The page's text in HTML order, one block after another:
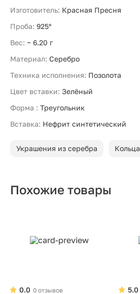
Изготовитель: Красная Пресня
Проба: 925°
Вес: ~ 6.20 г
Материал: Серебро
Техника исполнения: Позолота
Цвет вставки: Зелёный
Форма : Треугольник
Вставка: Нефрит синтетический
Украшения из серебра Кольца
Похожие товары
0 отзывов
0.0
5.0